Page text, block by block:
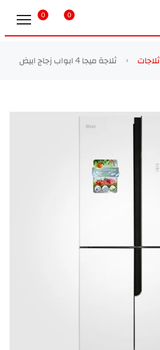
0
0
ثلاجات ثلاجة ميجا 4 ابواب زجاج ابيض